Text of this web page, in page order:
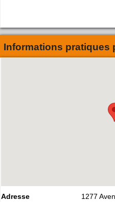
Informations pratiques
Adresse
1277